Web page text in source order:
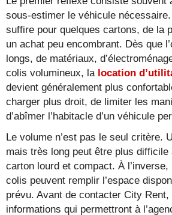
sous-estimer le véhicule
suffire pour quelques cartons, de la
un achat peu encombrant. Dès que
longs, de matériaux,
colis volumineux, la location
devient généralement plus
charger plus droit, de limiter les
d’abîmer l’habitacle d’un véhicule
Le volume n’est pas le seul critère.
mais très long peut être plus difficile
carton lourd et compact. À
colis peuvent remplir l’espace
prévu. Avant de contacter City
informations qui permettront à